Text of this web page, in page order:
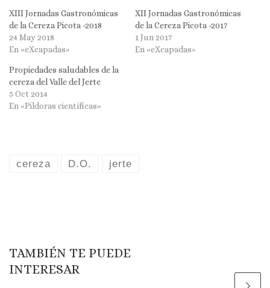
XIII Jornadas Gastronómicas
de la Cereza Picota -2018
24 May 2018
En «eXcapadas»
XII Jornadas Gastronómicas
de la Cereza Picota -2017
1 Jun 2017
En «eXcapadas»
Propiedades saludables de la
cereza del Valle del Jerte
5 Oct 2014
En «Pildoras científicas»
cereza D.O. jerte
TAMBIÉN TE PUEDE
INTERESAR